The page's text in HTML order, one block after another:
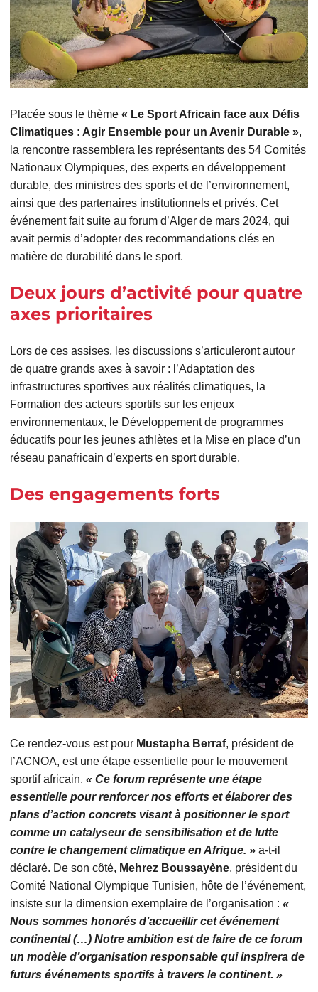
Placée sous le thème « Le Sport Africain face aux Défis
Climatiques : Agir Ensemble pour un Avenir Durable »,
la rencontre rassemblera les représentants des 54 Comités
Nationaux Olympiques, des experts en développement
durable, des ministres des sports et de l’environnement,
ainsi que des partenaires institutionnels et privés. Cet
événement fait suite au forum d’Alger de mars 2024, qui
avait permis d’adopter des recommandations clés en
matière de durabilité dans le sport.
Deux jours d’activité pour quatre
axes prioritaires
Lors de ces assises, les discussions s’articuleront autour
de quatre grands axes à savoir : l’Adaptation des
infrastructures sportives aux réalités climatiques, la
Formation des acteurs sportifs sur les enjeux
environnementaux, le Développement de programmes
éducatifs pour les jeunes athlètes et la Mise en place d’un
réseau panafricain d’experts en sport durable.
Des engagements forts
Ce rendez-vous est pour Mustapha Berraf, président de
l’ACNOA, est une étape essentielle pour le mouvement
sportif africain. « Ce forum représente une étape
essentielle pour renforcer nos efforts et élaborer des
plans d’action concrets visant à positionner le sport
comme un catalyseur de sensibilisation et de lutte
contre le changement climatique en Afrique. »a-t-il
déclaré. De son côté, Mehrez Boussayène, président du
Comité National Olympique Tunisien, hôte de l’événement,
insiste sur la dimension exemplaire de l’organisation : «
Nous sommes honorés d’accueillir cet événement
continental (…) Notre ambition est de faire de ce forum
un modèle d’organisation responsable qui inspirera de
futurs événements sportifs à travers le continent. »